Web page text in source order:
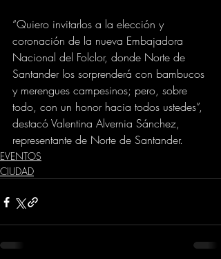
“Quiero invitarlos a la elección y
coronación de la nueva Embajadora
Nacional del Folclor, donde Norte de
Santander los sorprenderá con bambucos
y merengues campesinos; pero, sobre
todo, con un honor hacia todos ustedes”,
destacó Valentina Alvernia Sánchez,
representante de Norte de Santander.
EVENTOS
CIUDAD